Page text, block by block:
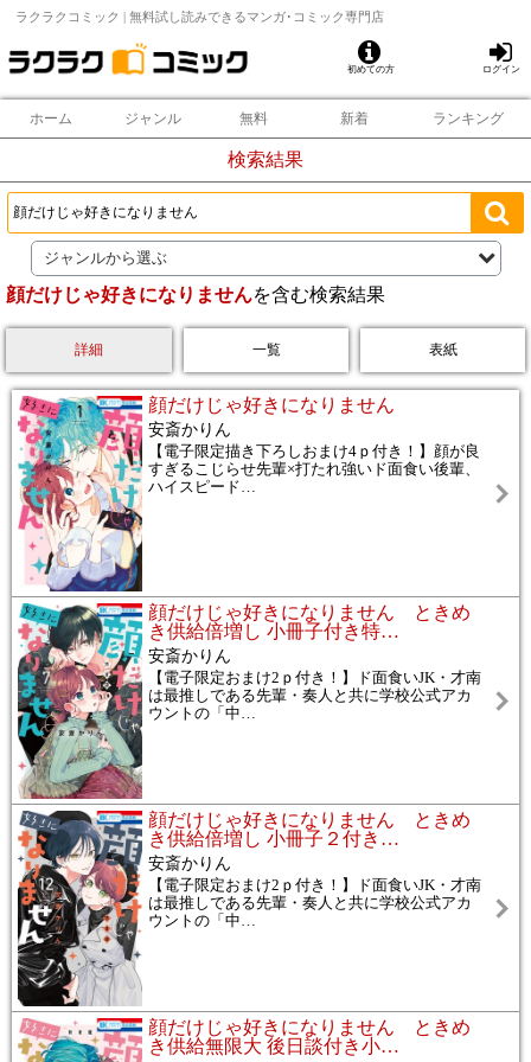
ラクラクコミック | 無料試し読みできるマンガ･コミック専門店
初めての方 ログイン
ホーム ジャンル 無料 新着 ランキング
検索結果
ジャンルから選ぶ
顔だけじゃ好きになりませんを含む検索結果
詳細 一覧 表紙
顔だけじゃ好きになりません
安斎かりん
【電子限定描き下ろしおまけ4ｐ付き！】顔が良
すぎるこじらせ先輩×打たれ強いド面食い後輩、
ハイスピード…
顔だけじゃ好きになりません ときめ
き供給倍増し 小冊子付き特…
安斎かりん
【電子限定おまけ2ｐ付き！】ド面食いJK・才南
は最推しである先輩・奏人と共に学校公式アカ
ウントの「中…
顔だけじゃ好きになりません ときめ
き供給倍増し 小冊子２付き …
安斎かりん
【電子限定おまけ2ｐ付き！】ド面食いJK・才南
は最推しである先輩・奏人と共に学校公式アカ
ウントの「中…
顔だけじゃ好きになりません ときめ
き供給無限大 後日談付き小…